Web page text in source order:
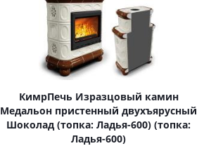
КимрПечь Изразцовый камин
Медальон пристенный двухъярусный
Шоколад (топка: Ладья-600) (топка:
Ладья-600)